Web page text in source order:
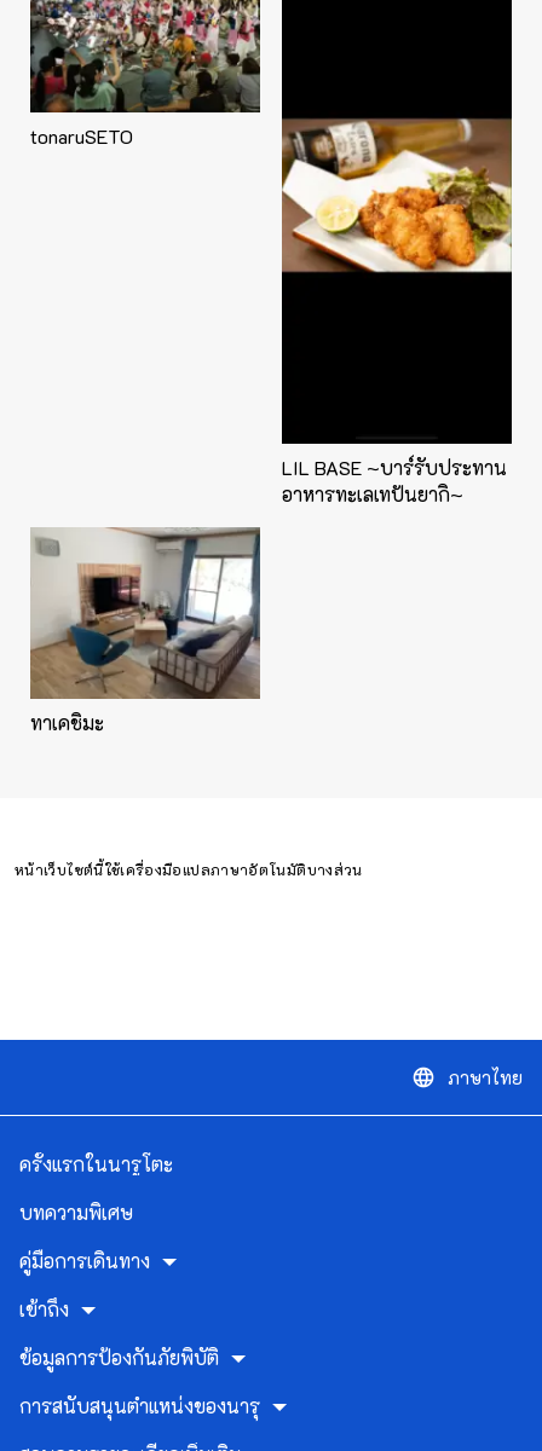
tonaruSETO
LIL BASE ~บาร์รับประทาน
อาหารทะเลเทปันยากิ~
ทาเคชิมะ
หน้าเว็บไซต์นี้ใช้เครื่องมือแปลภาษาอัตโนมัติบางส่วน
language ภาษาไทย
ครั้งแรกในนารูโตะ
บทความพิเศษ
คู่มือการเดินทาง
เข้าถึง
ข้อมูลการป้องกันภัยพิบัติ
การสนับสนุนตำแหน่งของนารุ